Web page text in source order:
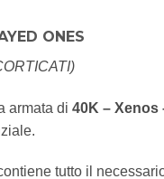
ONES
armata di 40K – Xenos
tutto il